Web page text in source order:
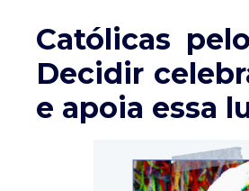
Católicas
Decidir
e apoia essa